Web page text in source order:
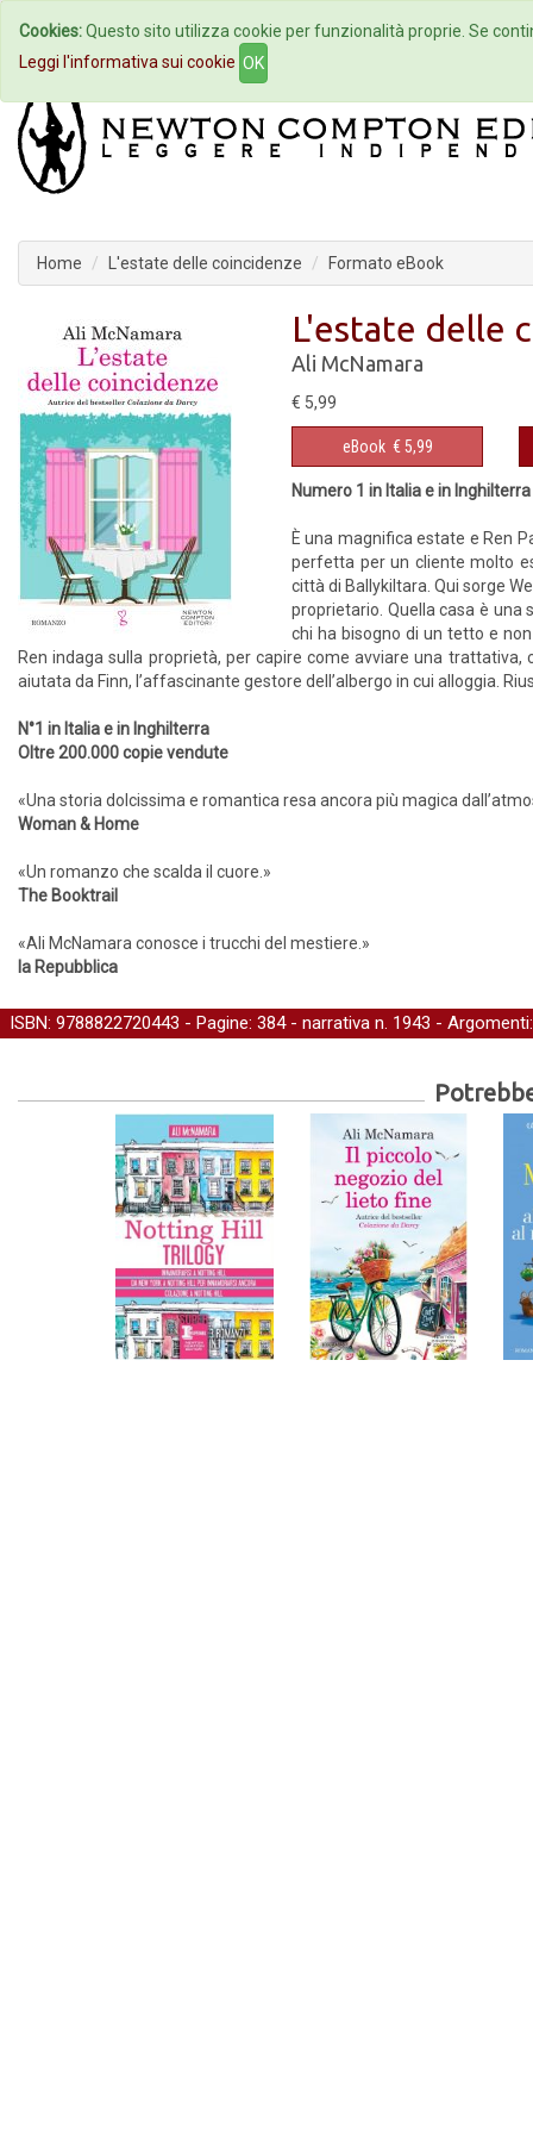
Home Autori Eventi
Home L'estate delle coincidenze Formato eBook
L'estate delle
Ali McNamara
€ 5,99
eBook € 5,99
Numero 1 in Italia e in Inghilterra
È una magnifica estate e Ren
perfetta per un cliente molto
città di Ballykiltara. Qui sorge
proprietario. Quella casa è una
chi ha bisogno di un tetto e
Ren indaga sulla proprietà, per capire come avviare una
aiutata da Finn, l’affascinante gestore dell’albergo in cui alloggia.
N°1 in Italia e in Inghilterra
Oltre 200.000 copie vendute
«Una storia dolcissima e romantica resa ancora più magica
Woman & Home
«Un romanzo che scalda il cuore.»
The Booktrail
«Ali McNamara conosce i trucchi del mestiere.»
la Repubblica
ISBN: 9788822720443 - Pagine: 384 - narrativa n. 1943 -
Cookies:Questo sito utilizza cookie per funzionalità proprie. Se
Leggi l'informativa sui cookie OK